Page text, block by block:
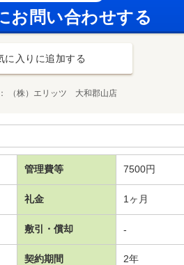
お問い合わせする
に入りに追加する
（株）エリッツ 大和郡山店
管理費等 7500円
礼金 1ヶ月
敷引・償却 -
契約期間 2年